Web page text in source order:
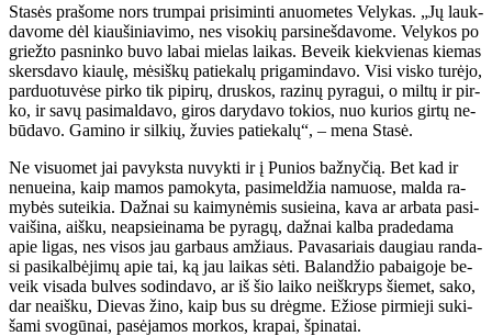
Sta­sės pra­šo­me nors trum­pai pri­si­min­ti anuo­me­tes Ve­ly­kas. „Jų lauk­
da­vo­me dėl kiau­ši­nia­vi­mo, nes vi­so­kių par­si­neš­da­vo­me. Ve­ly­kos po
griež­to pas­nin­ko bu­vo la­bai mie­las lai­kas. Be­veik kiek­vie­nas kie­mas
skers­da­vo kiau­lę, mė­siš­kų pa­tie­ka­lų pri­ga­min­da­vo. Vi­si vis­ko tu­rė­jo,
par­duo­tu­vė­se pir­ko tik pi­pi­rų, drus­kos, ra­zi­nų py­ra­gui, o mil­tų ir pir­
ko, ir sa­vų pa­si­mal­da­vo, gi­ros da­ry­da­vo to­kios, nuo ku­rios gir­tų ne­
bū­da­vo. Ga­mi­no ir sil­kių, žu­vies pa­tie­ka­lų“, – me­na Sta­sė.
Ne vi­suo­met jai pa­vyks­ta nu­vyk­ti ir į Pu­nios baž­ny­čią. Bet kad ir
ne­nu­ei­na, kaip ma­mos pa­mo­ky­ta, pa­si­mel­džia na­muo­se, mal­da ra­
my­bės su­tei­kia. Daž­nai su kai­my­nė­mis su­si­ei­na, ka­va ar ar­ba­ta pa­si­
vai­ši­na, aiš­ku, neap­si­ei­na­ma be py­ra­gų, daž­nai kal­ba pra­de­da­ma
apie li­gas, nes vi­sos jau gar­baus am­žiaus. Pa­va­sa­riais dau­giau ran­da­
si pa­si­kal­bė­ji­mų apie tai, ką jau lai­kas sė­ti. Ba­lan­džio pa­bai­go­je be­
veik vi­sa­da bul­ves so­din­da­vo, ar iš šio lai­ko ne­iš­kryps šie­met, sa­ko,
dar ne­aiš­ku, Die­vas ži­no, kaip bus su drėg­me. Ežio­se pir­mie­ji su­ki­
ša­mi svo­gū­nai, pa­sė­ja­mos mor­kos, kra­pai, špi­na­tai.